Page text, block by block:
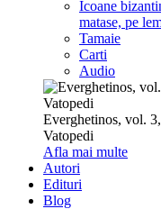
Icoane
matase, pe
Tamaie
Carti
Audio
Everghetinos, vol.
Vatopedi
Afla mai multe
Autori
Edituri
Blog